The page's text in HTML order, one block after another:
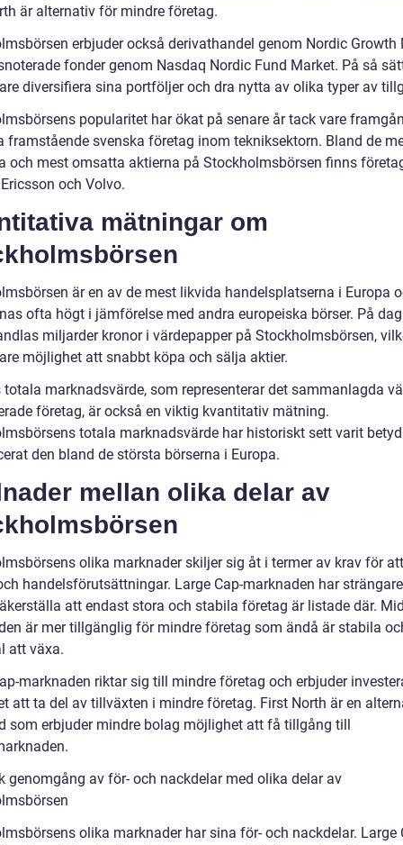
är alternativ för mindre företag.
erbjuder också derivathandel genom Nordic Growth
fonder genom Nasdaq Nordic Fund Market. På så
diversifiera sina portföljer och dra nytta av olika typer av
popularitet har ökat på senare år tack vare
framstående svenska företag inom tekniksektorn. Bland de
och mest omsatta aktierna på Stockholmsbörsen finns
och Volvo.
mätningar om
är en av de mest likvida handelsplatserna i Europa
ofta högt i jämförelse med andra europeiska börser. På
miljarder kronor i värdepapper på Stockholmsbörsen,
möjlighet att snabbt köpa och sälja aktier.
totala marknadsvärde, som representerar det sammanlagda
företag, är också en viktig kvantitativ mätning.
totala marknadsvärde har historiskt sett varit
den bland de största börserna i Europa.
mellan olika delar av
olika marknader skiljer sig åt i termer av krav för
handelsförutsättningar. Large Cap-marknaden har
att endast stora och stabila företag är listade där.
är mer tillgänglig för mindre företag som ändå är stabila
att växa.
marknaden riktar sig till mindre företag och erbjuder
att ta del av tillväxten i mindre företag. First North är en
som erbjuder mindre bolag möjlighet att få tillgång till
genomgång av för- och nackdelar med olika delar av
olika marknader har sina för- och nackdelar. Large